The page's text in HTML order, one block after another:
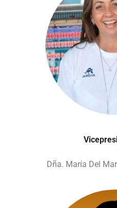
Dña. María Del